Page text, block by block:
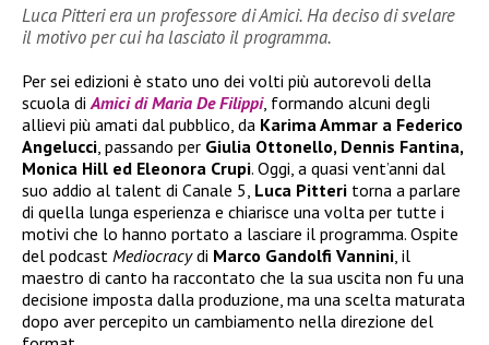
Luca Pitteri era un professore di Amici. Ha deciso di svelare
il motivo per cui ha lasciato il programma.
Per sei edizioni è stato uno dei volti più autorevoli della
scuola di Amici di Maria De Filippi, formando alcuni degli
allievi più amati dal pubblico, da Karima Ammar a Federico
Angelucci , passando per Giulia Ottonello, Dennis Fantina,
Monica Hill ed Eleonora Crupi. Oggi, a quasi vent’anni dal
suo addio al talent di Canale 5, Luca Pitteri torna a parlare
di quella lunga esperienza e chiarisce una volta per tutte i
motivi che lo hanno portato a lasciare il programma. Ospite
del podcast Mediocracydi Marco Gandolfi Vannini , il
maestro di canto ha raccontato che la sua uscita non fu una
decisione imposta dalla produzione, ma una scelta maturata
dopo aver percepito un cambiamento nella direzione del